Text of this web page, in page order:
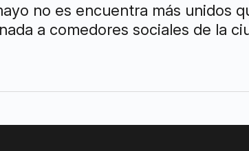
no es encuentra más unidos
a comedores sociales de la